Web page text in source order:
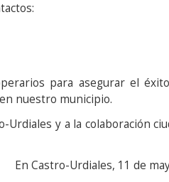
para asegurar el
nuestro municipio.
y a la colaboración
En Castro-Urdiales, 11 de